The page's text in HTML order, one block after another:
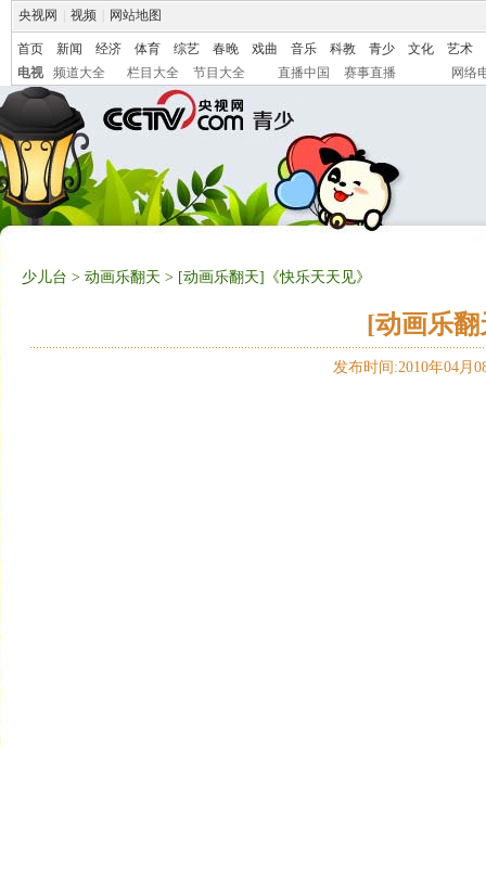
央视网 视频 网站地图
首页 新闻 经济 体育 综艺 春晚 戏曲 音乐 科教 青少 文化
艺术
电视
频道大全 栏目大全 节目大全 直播中国 赛事直播 网络
少儿台 > 动画乐翻天 > [动画乐翻天]《快乐天天见》
[动画乐
发布时间:2010年04月